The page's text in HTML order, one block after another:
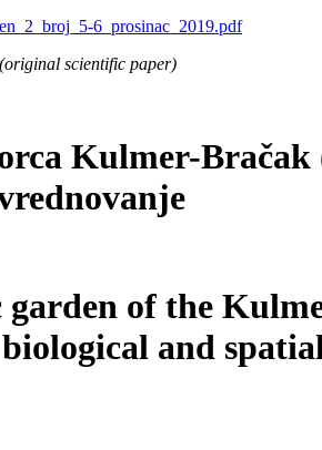
6_prosinac_2019.pdf
scientific paper)
Kulmer-
of the
and